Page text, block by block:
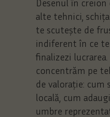
Desenul în
alte tehnici,
te scutește de
indiferent în ce
finalizezi lucrarea.
concentrăm pe
de valorație: cum
locală, cum
umbre